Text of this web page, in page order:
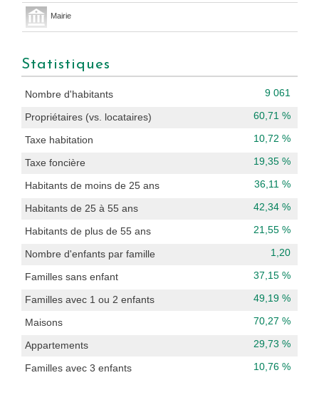
Mairie
Statistiques
Nombre d'habitants 9 061
Propriétaires (vs. locataires) 60,71 %
Taxe habitation 10,72 %
Taxe foncière 19,35 %
Habitants de moins de 25 ans 36,11 %
Habitants de 25 à 55 ans 42,34 %
Habitants de plus de 55 ans 21,55 %
Nombre d'enfants par famille 1,20
Familles sans enfant 37,15 %
Familles avec 1 ou 2 enfants 49,19 %
Maisons 70,27 %
Appartements 29,73 %
Familles avec 3 enfants 10,76 %